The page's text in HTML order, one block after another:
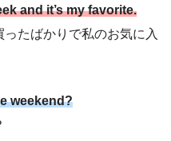
and it’s my favorite.
たばかりで私のお気に入
weekend?